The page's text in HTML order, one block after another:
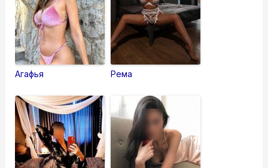
Агафья Рема